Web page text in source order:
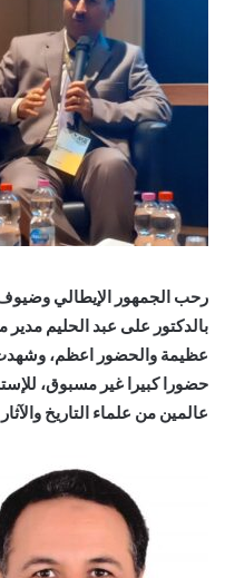
رحب الجمهور الإيطالي
بالدكتور على عبد الحليم
عظيمة والحضور اعظم،
حضورا كبيرا غير مسبوق،
عالمين من علماء التاريخ